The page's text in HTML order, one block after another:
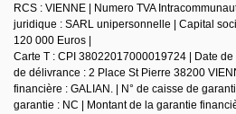
RCS : VIENNE | Numero TVA
juridique : SARL unipersonnelle | Capital
120 000 Euros |
Carte T : CPI 38022017000019724 | Date
de délivrance : 2 Place St Pierre 38200
financière : GALIAN. | N° de caisse de
garantie : NC | Montant de la garantie